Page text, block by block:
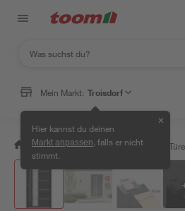
Mein Markt: Troisdorf
Hier kannst du deinen
Markt anpassen , falls er nicht
stimmt.
✕
/ Bauen & Renovieren / Fenster,